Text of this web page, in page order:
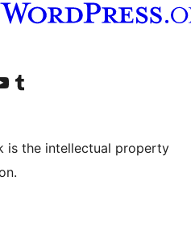
LinkedIn
do TikTok
nosso canal do YouTube
Acessar nossa conta no Tumblr
is the intellectual property